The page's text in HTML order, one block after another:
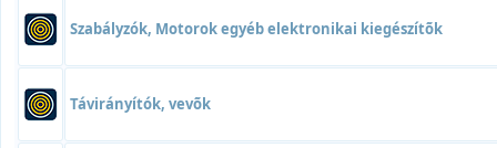
Szabályzók, Motorok egyéb elektronikai kiegészítõk
Távirányítók, vevõk